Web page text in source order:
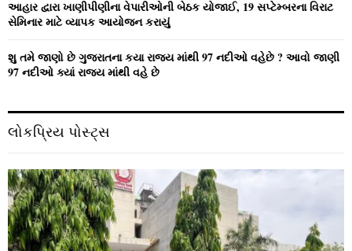
આહાર દ્વારા ખાણીપીણીના વેપારીઓની બેઠક યોજાઈ, 19 સપ્ટેમ્બરના વિરાટ
સેમિનાર માટે વ્યાપક આયોજન કરાયું
શુ તમે જાણો છે ગુજરાતના કયા રાજ્ય માંથી 97 નદીઓ વહેછે ? આવો જાણી
97 નદીઓ ક્યાં રાજ્ય માંથી વહે છે
લોકપ્રિય પોસ્ટ્સ